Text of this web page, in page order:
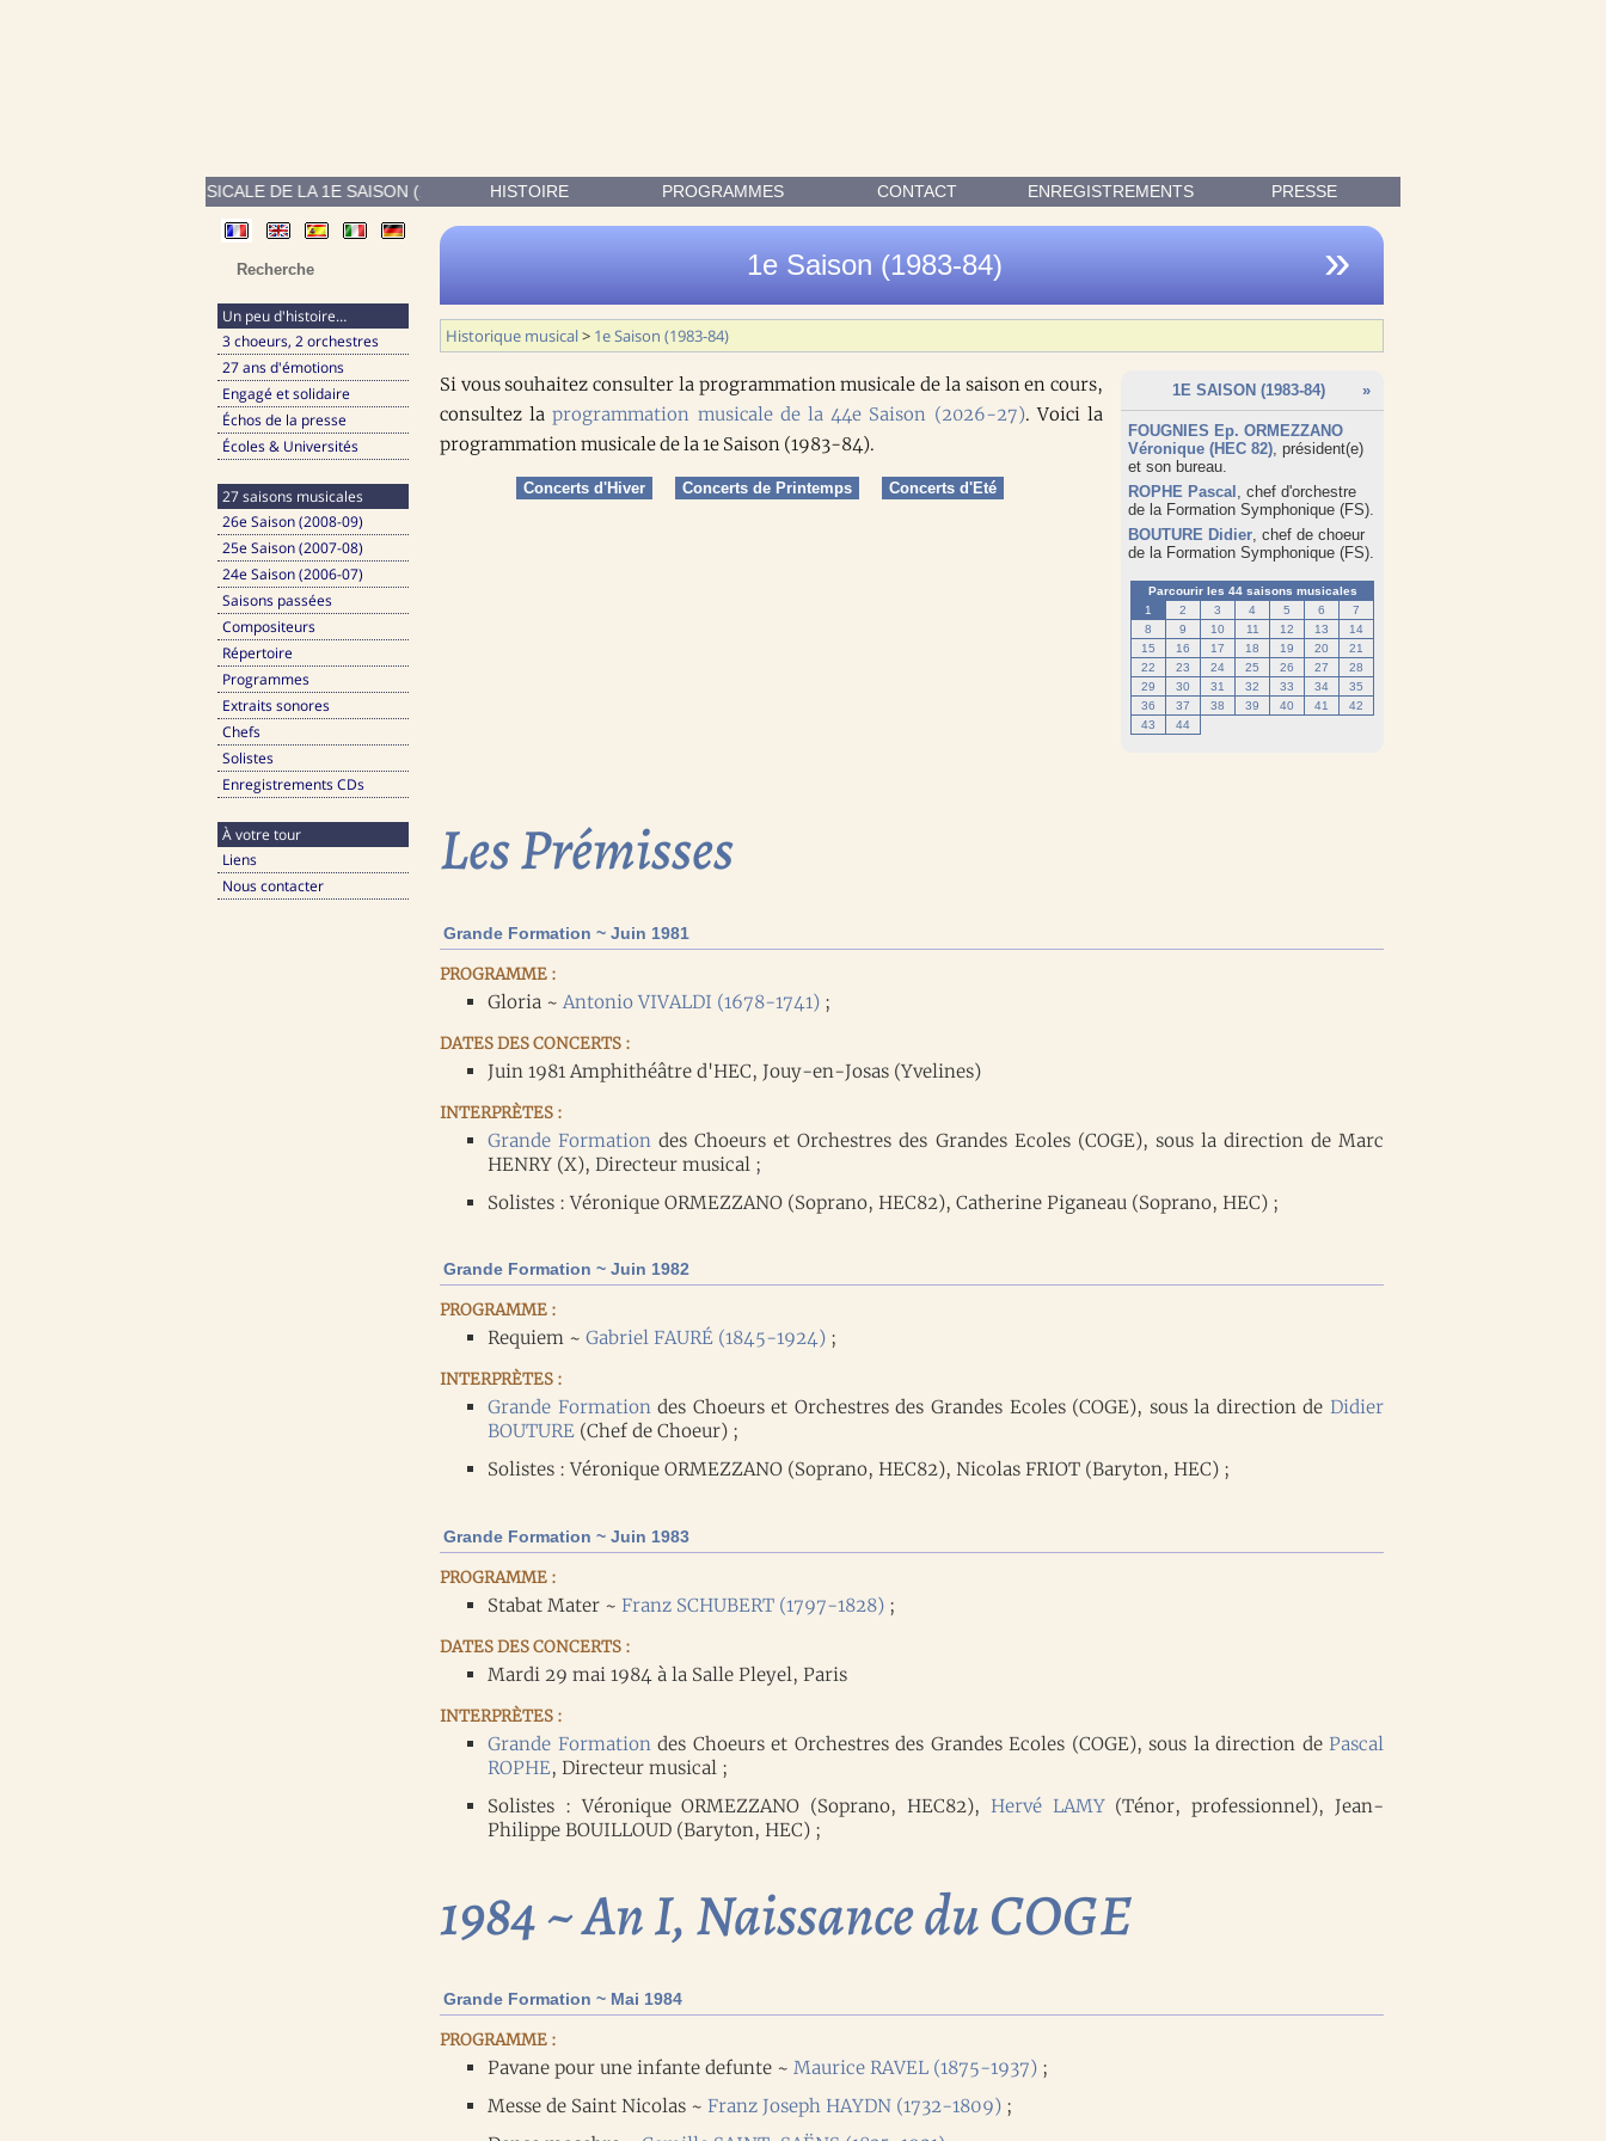
MUSICALE DE LA 1E SAISON (1983-84) : CATHERINE CARDIN, P. PERRODO, JEAN-FRANÇOIS BARRES, ANDRÉ GERMINET.
HISTOIRE PROGRAMMES CONTACT ENREGISTREMENTS PRESSE
Un peu d'histoire…
3 choeurs, 2 orchestres
27 ans d'émotions
Engagé et solidaire
Échos de la presse
Écoles & Universités
27 saisons musicales
26e Saison (2008-09)
25e Saison (2007-08)
24e Saison (2006-07)
Saisons passées
Compositeurs
Répertoire
Programmes
Extraits sonores
Chefs
Solistes
Enregistrements CDs
À votre tour
Liens
Nous contacter
1e Saison (1983-84) »
Historique musical> 1e Saison (1983-84)
1E SAISON (1983-84) »
FOUGNIES Ep. ORMEZZANO
Véronique (HEC 82) , président(e)
et son bureau.
ROPHE Pascal , chef d'orchestre
de la Formation Symphonique (FS)
BOUTURE Didier , chef de choeur
de la Formation Symphonique (FS)
Parcourir les 44 saisons musicales
1
2 3 4 5 6
7
8
9 10 11 12 13
14
15
16 17 18 19 20
21
22
23 24 25 26 27
28
29
30 31 32 33 34
35
36
37 38 39 40 41
42
43
44
Si vous souhaitez consulter la programmation musicale de la saison en cours,
consultez laprogrammation musicale de la 44e Saison (2026-27). Voici la
programmation musicale de la 1e Saison (1983-84).
Concerts d'Hiver Concerts de Printemps Concerts d'Eté
Les Prémisses
Grande Formation ~ Juin 1981
PROGRAMME :
Gloria ~ Antonio VIVALDI (1678-1741) ;
DATES DES CONCERTS :
Juin 1981 Amphithéâtre d'HEC, Jouy-en-Josas (Yvelines)
INTERPRÈTES :
Grande Formation des Choeurs et Orchestres des Grandes Ecoles (COGE), sous la direction de Marc
HENRY (X), Directeur musical ;
Solistes : Véronique ORMEZZANO (Soprano, HEC82), Catherine Piganeau (Soprano, HEC) ;
Grande Formation ~ Juin 1982
PROGRAMME :
Requiem ~ Gabriel FAURÉ (1845-1924) ;
INTERPRÈTES :
Grande Formationdes Choeurs et Orchestres des Grandes Ecoles (COGE), sous la direction deDidier
BOUTURE (Chef de Choeur) ;
Solistes : Véronique ORMEZZANO (Soprano, HEC82), Nicolas FRIOT (Baryton, HEC) ;
Grande Formation ~ Juin 1983
PROGRAMME :
Stabat Mater ~ Franz SCHUBERT (1797-1828) ;
DATES DES CONCERTS :
Mardi 29 mai 1984 à la Salle Pleyel, Paris
INTERPRÈTES :
Grande Formation des Choeurs et Orchestres des Grandes Ecoles (COGE), sous la direction de Pascal
ROPHE, Directeur musical ;
Solistes : Véronique ORMEZZANO (Soprano, HEC82), Hervé LAMY(Ténor, professionnel), Jean-
Philippe BOUILLOUD (Baryton, HEC) ;
1984 ~ An I, Naissance du COGE
Grande Formation ~ Mai 1984
PROGRAMME :
Pavane pour une infante defunte ~ Maurice RAVEL (1875-1937) ;
Messe de Saint Nicolas ~ Franz Joseph HAYDN (1732-1809) ;